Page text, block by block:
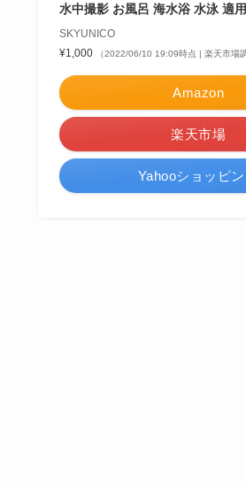
水中撮影 お風呂 海水浴 水泳 適
SKYUNICO
¥1,000
（2022/06/10 19:09時点 | 楽天市場調
Amazon
楽天市場
Yahooショッピ